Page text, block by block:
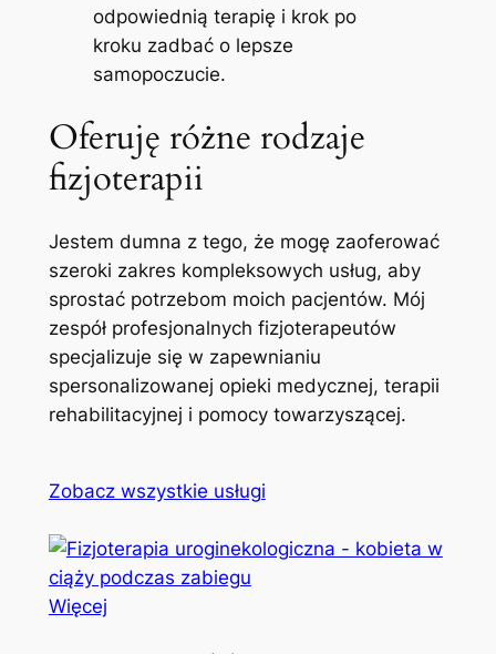
odpowiednią terapię i krok po
kroku zadbać o lepsze
samopoczucie.
Oferuję różne rodzaje
fizjoterapii
Jestem dumna z tego, że mogę zaoferować
szeroki zakres kompleksowych usług, aby
sprostać potrzebom moich pacjentów. Mój
zespół profesjonalnych fizjoterapeutów
specjalizuje się w zapewnianiu
spersonalizowanej opieki medycznej, terapii
rehabilitacyjnej i pomocy towarzyszącej.
Zobacz wszystkie usługi
Więcej